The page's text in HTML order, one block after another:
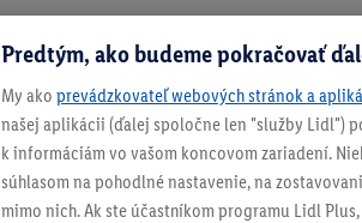
Predtým, ako budeme pokračovať
My ako prevádzkovateľ webových stránok a
našej aplikácii (ďalej spoločne len "služby Lidl")
k informáciám vo vašom koncovom zariadení.
súhlasom na pohodlné nastavenie, na
mimo nich. Ak ste účastníkom programu Lidl